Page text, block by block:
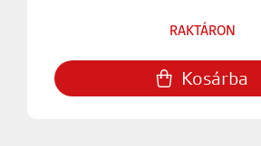
RAKTÁRON
Kosárba